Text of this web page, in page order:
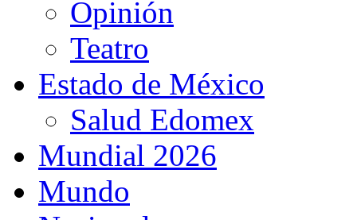
Opinión
Teatro
Estado de México
Salud Edomex
Mundial 2026
Mundo